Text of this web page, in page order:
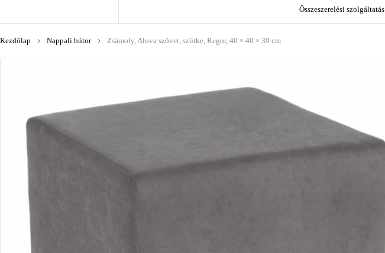
Összeszerelési szolgáltatás
Kezdőlap Nappali bútor Zsámoly, Alova szövet, szürke, Regor, 40 × 40 × 39 cm